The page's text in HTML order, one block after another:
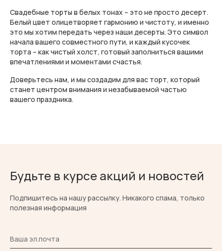
Свадебные торты в белых тонах – это не просто десерт.
Белый цвет олицетворяет гармонию и чистоту, и именно
это мы хотим передать через наши десерты. Это символ
начала вашего совместного пути, и каждый кусочек
торта – как чистый холст, готовый заполниться вашими
впечатлениями и моментами счастья.
Доверьтесь нам, и мы создадим для вас торт, который
станет центром внимания и незабываемой частью
вашего праздника.
Будьте в курсе акций и новостей
Подпишитесь на нашу рассылку. Никакого спама, только
полезная информация